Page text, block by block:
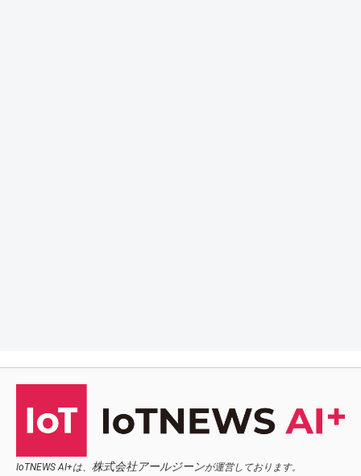
IoTNEWS AI+は、 株式会社アールジーンが運営しております。